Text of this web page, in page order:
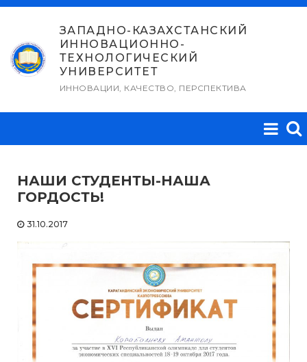
Перейти
содержимому
ЗАПАДНО-КАЗАХСТАНСКИЙ
ИННОВАЦИОННО-
ТЕХНОЛОГИЧЕСКИЙ
УНИВЕРСИТЕТ
ИННОВАЦИИ, КАЧЕСТВО, ПЕРСПЕКТИВА
НАШИ СТУДЕНТЫ-НАША
ГОРДОСТЬ!
31.10.2017